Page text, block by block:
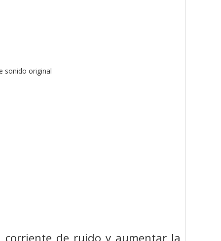
sonido original